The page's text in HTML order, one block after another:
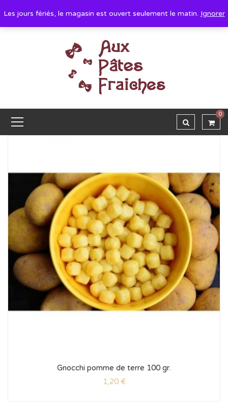
Les jours fériés, le magasin est ouvert seulement le matin. Ignorer
0
Gnocchi pomme de terre 100 gr.
1,20 €